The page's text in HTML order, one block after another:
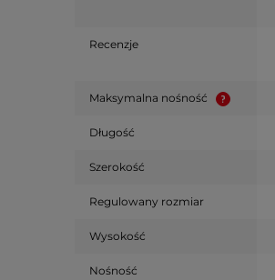
Recenzje
Maksymalna nośność
Długość
Szerokość
Regulowany rozmiar
Wysokość
Nośność